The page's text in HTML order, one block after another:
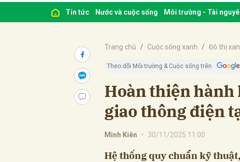
Tin tức Nước và cuộc sống Môi trường - Tài
Trang chủ Cuộc sống xanh Đô thị
Theo dõi Môi trường & Cuộc sống trên
Hoàn thiện hành
giao thông điện
Minh Kiên • 30/11/2025 11:00
Hệ thống quy chuẩn kỹ